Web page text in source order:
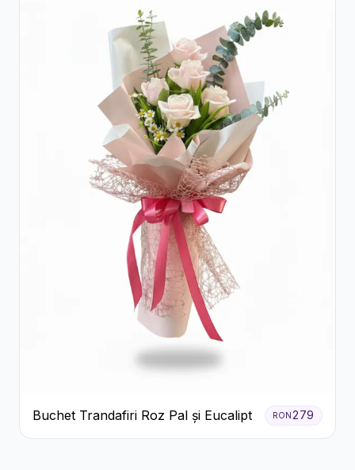
Buchet Trandafiri Roz Pal și Eucalipt RON279